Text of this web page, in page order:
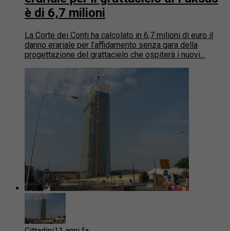
è di 6,7 milioni
La Corte dei Conti ha calcolato in 6,7 milioni di euro il
danno erariale per l’affidamento senza gara della
progettazione del grattacielo che ospiterà i nuovi...